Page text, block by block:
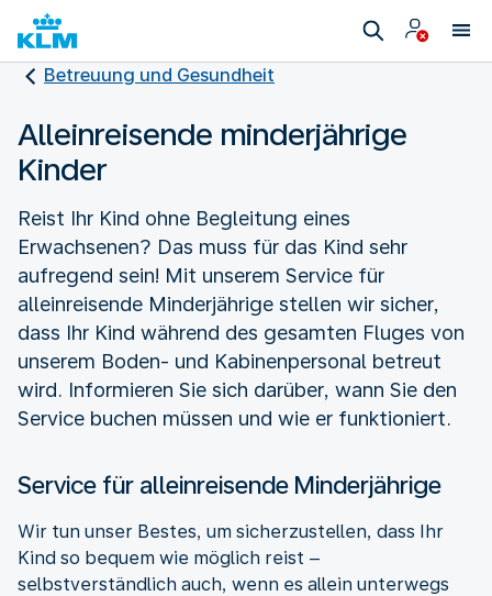
Betreuung und Gesundheit
Alleinreisende minderjährige
Kinder
Reist Ihr Kind ohne Begleitung eines
Erwachsenen? Das muss für das Kind sehr
aufregend sein! Mit unserem Service für
alleinreisende Minderjährige stellen wir sicher,
dass Ihr Kind während des gesamten Fluges von
unserem Boden- und Kabinenpersonal betreut
wird. Informieren Sie sich darüber, wann Sie den
Service buchen müssen und wie er funktioniert.
Service für alleinreisende Minderjährige
Wir tun unser Bestes, um sicherzustellen, dass Ihr
Kind so bequem wie möglich reist –
selbstverständlich auch, wenn es allein unterwegs